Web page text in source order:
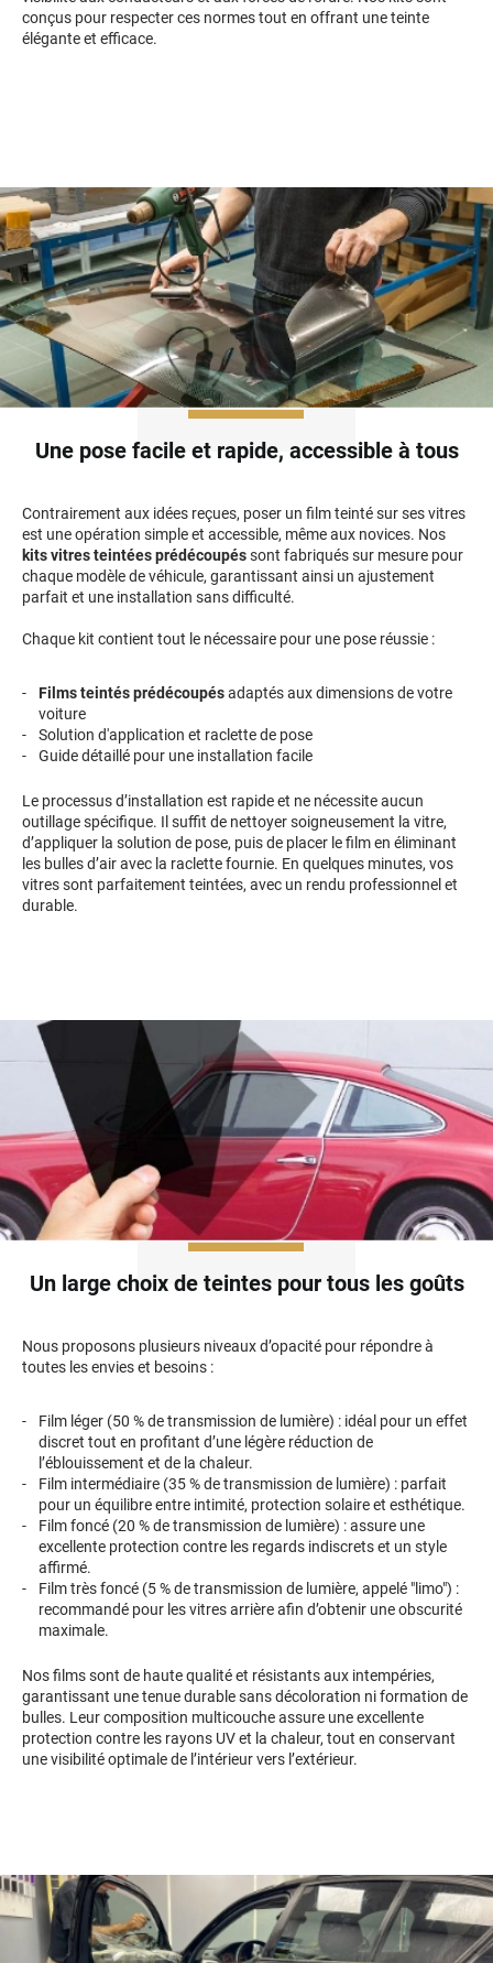
Mini
Mitsubishi
Opel
Ora
Peugeot
Plymouth
Polestar
Proton
Renault
Rivian
Rolls
Rover
Saab
Saturn
Scania
Scion
Ssangyong
Subaru
Suzuki
Tata
Toyota
Xpeng
conçus pour respecter ces normes tout en offrant une teinte
élégante et efficace.
Une pose facile et rapide, accessible à tous
Contrairement aux idées reçues, poser un film teinté sur ses vitres
est une opération simple et accessible, même aux novices. Nos
kits vitres teintées prédécoupéssont fabriqués sur mesure pour
chaque modèle de véhicule, garantissant ainsi un ajustement
parfait et une installation sans difficulté.
Chaque kit contient tout le nécessaire pour une pose réussie :
Films teintés prédécoupésadaptés aux dimensions de votre
voiture
Solution d'application et raclette de pose
Guide détaillé pour une installation facile
Le processus d’installation est rapide et ne nécessite aucun
outillage spécifique. Il suffit de nettoyer soigneusement la vitre,
d’appliquer la solution de pose, puis de placer le film en éliminant
les bulles d’air avec la raclette fournie. En quelques minutes, vos
vitres sont parfaitement teintées, avec un rendu professionnel et
durable.
Un large choix de teintes pour tous les goûts
Nous proposons plusieurs niveaux d’opacité pour répondre à
toutes les envies et besoins :
Film léger (50 % de transmission de lumière) : idéal pour un effet
discret tout en profitant d’une légère réduction de
l’éblouissement et de la chaleur.
Film intermédiaire (35 % de transmission de lumière) : parfait
pour un équilibre entre intimité, protection solaire et esthétique.
Film foncé (20 % de transmission de lumière) : assure une
excellente protection contre les regards indiscrets et un style
affirmé.
Film très foncé (5 % de transmission de lumière, appelé "limo") :
recommandé pour les vitres arrière afin d’obtenir une obscurité
maximale.
Nos films sont de haute qualité et résistants aux intempéries,
garantissant une tenue durable sans décoloration ni formation de
bulles. Leur composition multicouche assure une excellente
protection contre les rayons UV et la chaleur, tout en conservant
une visibilité optimale de l’intérieur vers l’extérieur.